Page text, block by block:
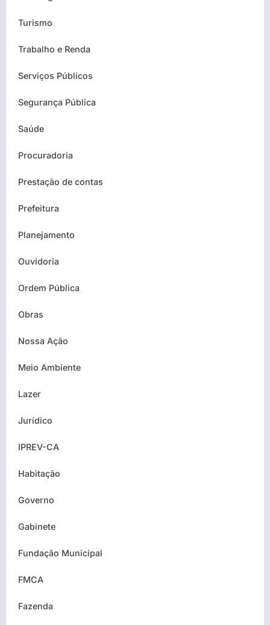
Turismo
Trabalho e Renda
Serviços Públicos
Segurança Pública
Saúde
Procuradoria
Prestação de contas
Prefeitura
Planejamento
Ouvidoria
Ordem Pública
Obras
Nossa Ação
Meio Ambiente
Lazer
Jurídico
IPREV-CA
Habitação
Governo
Gabinete
Fundação Municipal
FMCA
Fazenda